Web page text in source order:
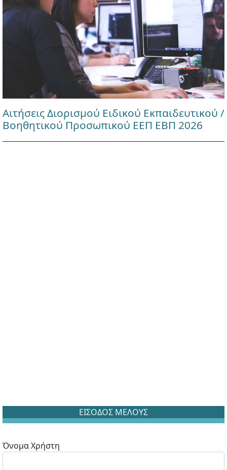
Αιτήσεις Διορισμού Ειδικού Εκπαιδευτικού /
Βοηθητικού Προσωπικού ΕΕΠ ΕΒΠ 2026
ΕΙΣΟΔΟΣ ΜΕΛΟΥΣ
Όνομα Χρήστη